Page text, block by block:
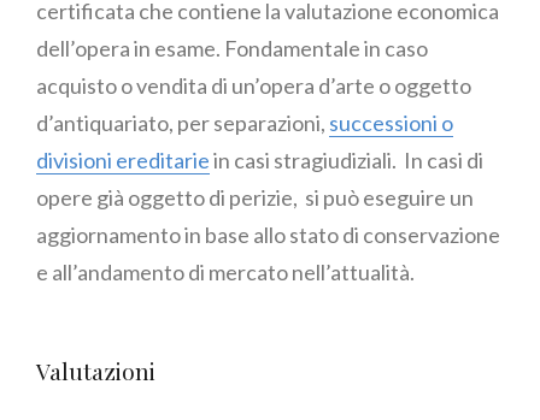
certificata che contiene la valutazione economica
dell’opera in esame. Fondamentale in caso
acquisto o vendita di un’opera d’arte o oggetto
d’antiquariato, per separazioni, successioni o
divisioni ereditariein casi stragiudiziali. In casi di
opere già oggetto di perizie, si può eseguire un
aggiornamento in base allo stato di conservazione
e all’andamento di mercato nell’attualità.
Valutazioni